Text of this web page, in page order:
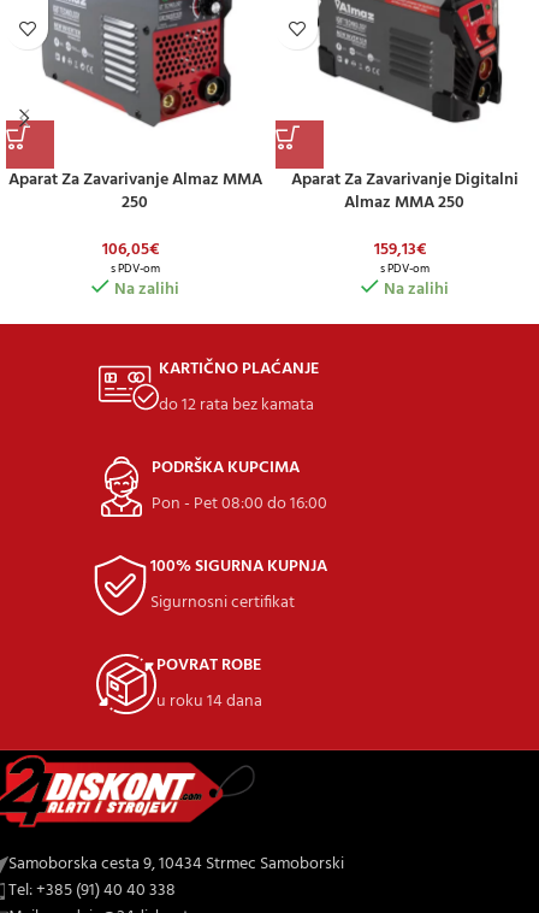
Aparat Za Zavarivanje Almaz MMA
250
106,05€
s PDV-om
Na zalihi
Aparat Za Zavarivanje Digitalni
Almaz MMA 250
159,13€
s PDV-om
Na zalihi
KARTIČNO PLAĆANJE
do 12 rata bez kamata
PODRŠKA KUPCIMA
Pon - Pet 08:00 do 16:00
100% SIGURNA KUPNJA
Sigurnosni certifikat
POVRAT ROBE
u roku 14 dana
Samoborska cesta 9, 10434 Strmec Samoborski
Tel: +385 (91) 40 40 338